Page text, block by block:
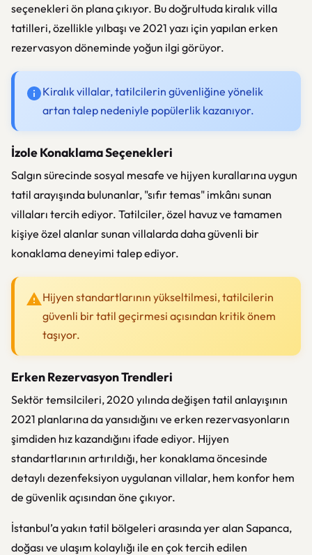
seçenekleri ön plana çıkıyor. Bu doğrultuda kiralık villa
tatilleri, özellikle yılbaşı ve 2021 yazı için yapılan erken
rezervasyon döneminde yoğun ilgi görüyor.
Kiralık villalar, tatilcilerin güvenliğine yönelik
artan talep nedeniyle popülerlik kazanıyor.
İzole Konaklama Seçenekleri
Salgın sürecinde sosyal mesafe ve hijyen kurallarına uygun
tatil arayışında bulunanlar, "sıfır temas" imkânı sunan
villaları tercih ediyor. Tatilciler, özel havuz ve tamamen
kişiye özel alanlar sunan villalarda daha güvenli bir
konaklama deneyimi talep ediyor.
Hijyen standartlarının yükseltilmesi, tatilcilerin
güvenli bir tatil geçirmesi açısından kritik önem
taşıyor.
Erken Rezervasyon Trendleri
Sektör temsilcileri, 2020 yılında değişen tatil anlayışının
2021 planlarına da yansıdığını ve erken rezervasyonların
şimdiden hız kazandığını ifade ediyor. Hijyen
standartlarının artırıldığı, her konaklama öncesinde
detaylı dezenfeksiyon uygulanan villalar, hem konfor hem
de güvenlik açısından öne çıkıyor.
İstanbul’a yakın tatil bölgeleri arasında yer alan Sapanca,
doğası ve ulaşım kolaylığı ile en çok tercih edilen